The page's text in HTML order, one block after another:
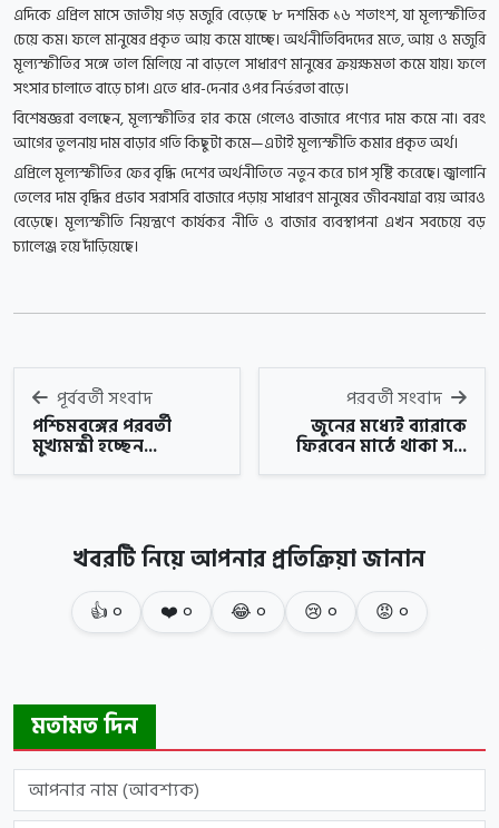
এদিকে এপ্রিল মাসে জাতীয় গড় মজুরি বেড়েছে ৮ দশমিক ১৬ শতাংশ, যা মূল্যস্ফীতির
চেয়ে কম। ফলে মানুষের প্রকৃত আয় কমে যাচ্ছে। অর্থনীতিবিদদের মতে, আয় ও মজুরি
মূল্যস্ফীতির সঙ্গে তাল মিলিয়ে না বাড়লে সাধারণ মানুষের ক্রয়ক্ষমতা কমে যায়। ফলে
সংসার চালাতে বাড়ে চাপ। এতে ধার-দেনার ওপর নির্ভরতা বাড়ে।
বিশেষজ্ঞরা বলছেন, মূল্যস্ফীতির হার কমে গেলেও বাজারে পণ্যের দাম কমে না। বরং
আগের তুলনায় দাম বাড়ার গতি কিছুটা কমে—এটাই মূল্যস্ফীতি কমার প্রকৃত অর্থ।
এপ্রিলে মূল্যস্ফীতির ফের বৃদ্ধি দেশের অর্থনীতিতে নতুন করে চাপ সৃষ্টি করেছে। জ্বালানি
তেলের দাম বৃদ্ধির প্রভাব সরাসরি বাজারে পড়ায় সাধারণ মানুষের জীবনযাত্রা ব্যয় আরও
বেড়েছে। মূল্যস্ফীতি নিয়ন্ত্রণে কার্যকর নীতি ও বাজার ব্যবস্থাপনা এখন সবচেয়ে বড়
চ্যালেঞ্জ হয়ে দাঁড়িয়েছে।
পূর্ববর্তী সংবাদ
পশ্চিমবঙ্গের পরবর্তী
মুখ্যমন্ত্রী হচ্ছেন...
পরবর্তী সংবাদ
জুনের মধ্যেই ব্যারাকে
ফিরবেন মাঠে থাকা স...
খবরটি নিয়ে আপনার প্রতিক্রিয়া জানান
👍০ ❤️০ 😂০ 😢০ 😡০
মতামত দিন